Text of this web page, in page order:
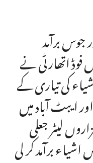
جوس برآمد
فوڈ اتھارٹی نے
کی تیاری کے
ایبٹ آباد میں
لیٹر جعلی
برآمد کر لی